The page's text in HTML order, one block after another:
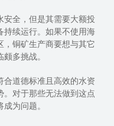
全，但是其需要大额投
持续运行。如果不使用海
铜矿生产商要想与其它
多挑战。
道德标准且高效的水资
对于那些无法做到这点
为问题。